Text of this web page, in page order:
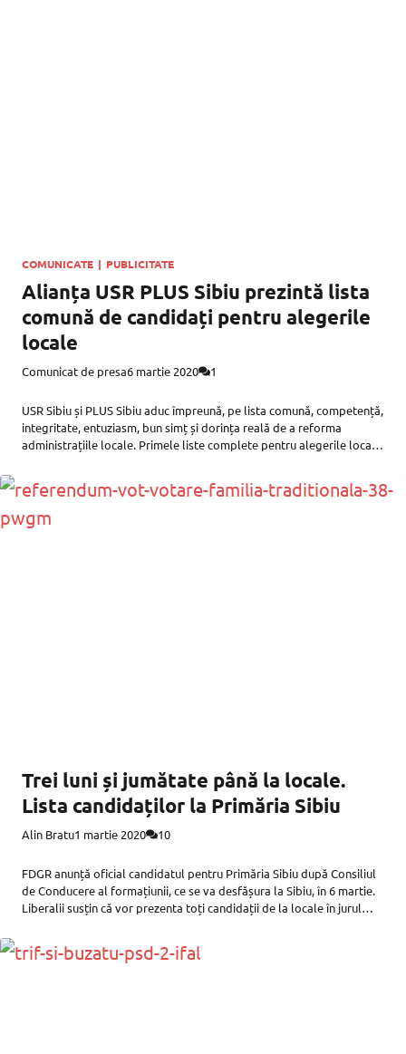
COMUNICATE | PUBLICITATE
Alianța USR PLUS Sibiu prezintă lista
comună de candidați pentru alegerile
locale
Comunicat de presa6 martie 2020 1
USR Sibiu și PLUS Sibiu aduc împreună, pe lista comună, competență,
integritate, entuziasm, bun simț și dorința reală de a reforma
administrațiile locale. Primele liste complete pentru alegerile locale
Trei luni și jumătate până la locale.
Lista candidaților la Primăria Sibiu
Alin Bratu1 martie 2020 10
FDGR anunță oficial candidatul pentru Primăria Sibiu după Consiliul
de Conducere al formațiunii, ce se va desfășura la Sibiu, în 6 martie.
Liberalii susțin că vor prezenta toți candidații de la locale în jurul